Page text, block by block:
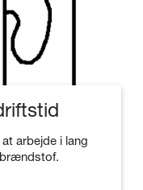
arbejde i lang